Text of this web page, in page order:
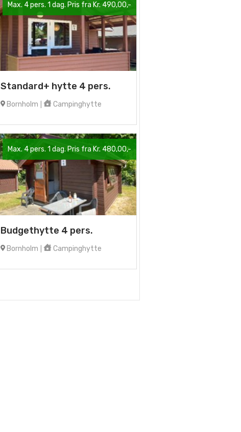
Max. 4 pers. 1 dag. Pris fra Kr. 490,00,-
Standard+ hytte 4 pers.
Bornholm Campinghytte
Max. 4 pers. 1 dag. Pris fra Kr. 480,00,-
Budgethytte 4 pers.
Bornholm Campinghytte